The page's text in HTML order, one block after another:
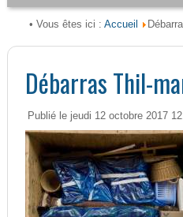
• Vous êtes ici : Accueil
Débarras Thil-
Publié le jeudi 12 octobre 2017